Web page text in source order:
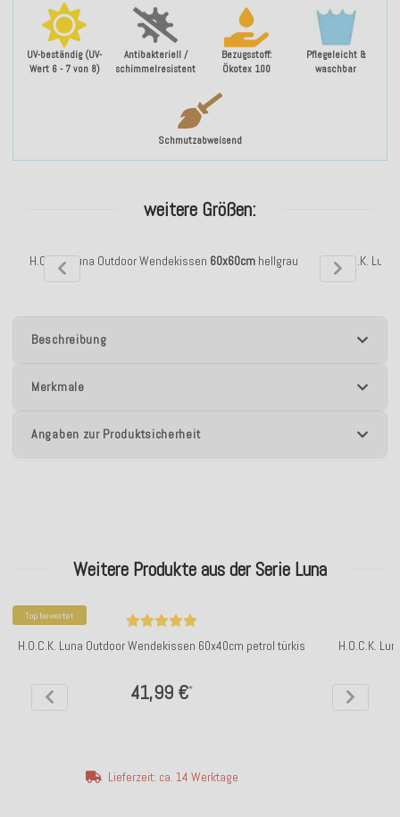
UV-beständig (UV-
Wert 6 - 7 von 8)
Antibakteriell /
schimmelresistent
Bezugsstoff:
Ökotex 100
Pflegeleicht &
waschbar
Schmutzabweisend
weitere Größen:
H.O.C.K. Luna Outdoor Wendekissen 60x60cm hellgrau H.O.C.K.
Beschreibung
Merkmale
Angaben zur Produktsicherheit
Weitere Produkte aus der Serie Luna
Top bewertet
H.O.C.K. Luna Outdoor Wendekissen 60x40cm petrol türkis
41,99 €*
Lieferzeit: ca. 14 Werktage
H.O.C.K.